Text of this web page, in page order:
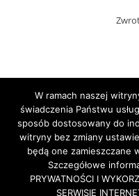
W ramach naszej
świadczenia Państwu
sposób dostosowany do
witryny bez zmiany
będą one zamieszczane
Szczegółowe
PRYWATNOŚCI I
SERWISIE